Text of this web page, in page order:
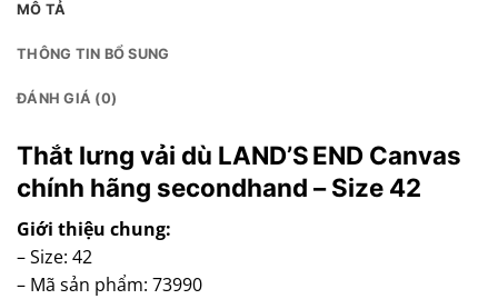
MÔ TẢ
THÔNG TIN BỔ SUNG
ĐÁNH GIÁ (0)
Thắt lưng vải dù LAND’S END Canvas
chính hãng secondhand – Size 42
Giới thiệu chung:
– Size: 42
– Mã sản phẩm: 73990